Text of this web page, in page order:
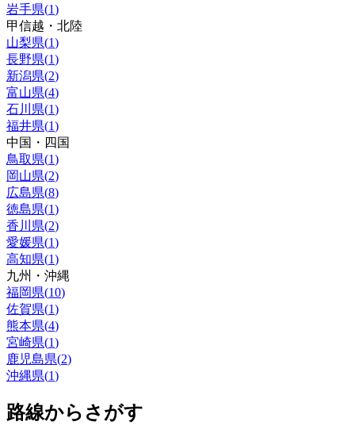
岩手県(1)
甲信越・北陸
山梨県(1)
長野県(1)
新潟県(2)
富山県(4)
石川県(1)
福井県(1)
中国・四国
鳥取県(1)
岡山県(2)
広島県(8)
徳島県(1)
香川県(2)
愛媛県(1)
高知県(1)
九州・沖縄
福岡県(10)
佐賀県(1)
熊本県(4)
宮崎県(1)
鹿児島県(2)
沖縄県(1)
路線からさがす